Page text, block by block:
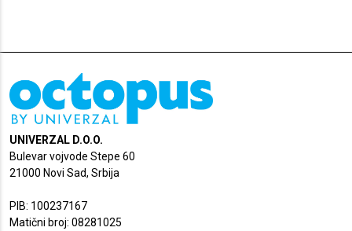
UNIVERZAL D.O.O.
Bulevar vojvode Stepe 60
21000 Novi Sad, Srbija
PIB: 100237167
Matični broj: 08281025